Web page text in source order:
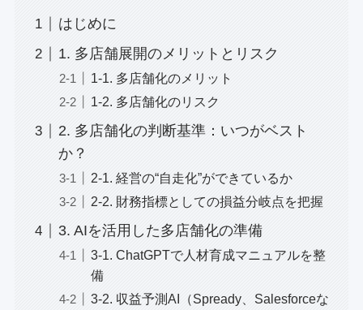
はじめに
1. 多店舗展開のメリットとリスク
1-1. 多店舗化のメリット
1-2. 多店舗化のリスク
2. 多店舗化の判断基準：いつがベスト
か？
2-1. 経営の“自走化”ができているか
2-2. 財務指標としての損益分岐点を把握
3. AIを活用した多店舗化の準備
3-1. ChatGPTで人材育成マニュアルを整
備
3-2. 収益予測AI（Spready、Salesforceな